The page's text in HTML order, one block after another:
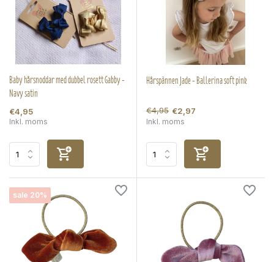
Baby hårsnoddar med dubbel rosett Gabby -
Navy satin
€4,95
Inkl. moms
Hårspännen Jade - Ballerina soft pink
€4,95 €2,97
Inkl. moms
sale 20%